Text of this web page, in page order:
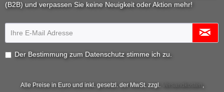
(B2B) und verpassen Sie keine Neuigkeit oder Aktion mehr!
Der Bestimmung zum Datenschutz stimme ich zu.
Alle Preise in Euro und inkl. gesetzl. der MwSt. zzgl. Versandkosten
,